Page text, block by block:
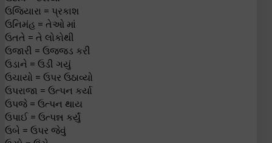
ઉજિયારા = પ્રકાશ
ઉનિમંહ = તેઓ માં
ઉતતે = તે લોકોથી
ઉજારી = ઉજ્જડ કરી
ઉડાને = ઉડી ગયું
ઉચાયો = ઉપર ઉઠાવ્યો
ઉપરાજા = ઉત્પન કર્યા
ઉપજે = ઉત્પન થાય
ઉપાઈ = ઉત્પન્ન કર્યું
ઉબે = ઉપર જેવું